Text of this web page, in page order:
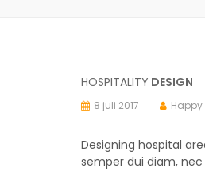
HOSPITALITY DESIGN
8 juli 2017 Happy
Designing hospital
semper dui diam,